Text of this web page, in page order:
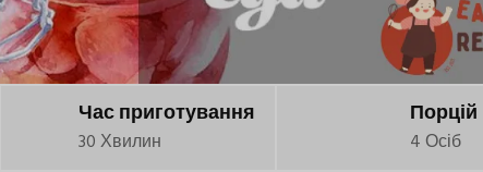
Час приготування
30 Хвилин
Порцій
4 Осіб